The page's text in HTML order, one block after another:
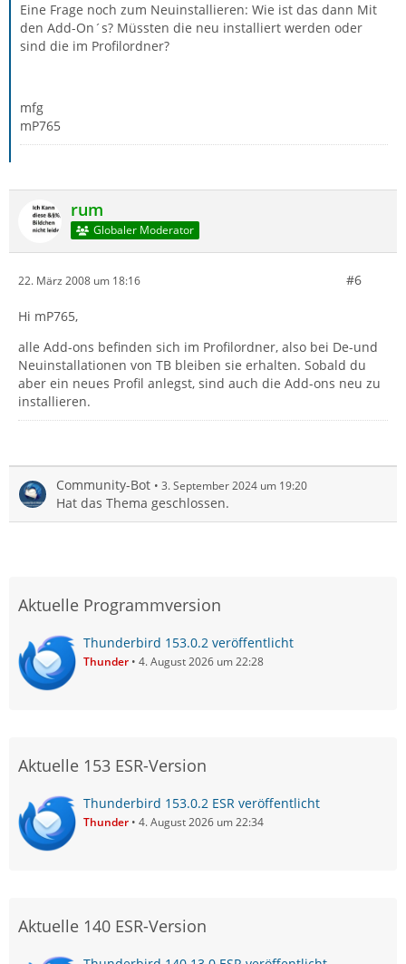
Eine Frage noch zum Neuinstallieren: Wie ist das dann Mit
den Add-On´s? Müssten die neu installiert werden oder
sind die im Profilordner?
mfg
mP765
rum
Globaler Moderator
22. März 2008 um 18:16 #6
Hi mP765,
alle Add-ons befinden sich im Profilordner, also bei De-und
Neuinstallationen von TB bleiben sie erhalten. Sobald du
aber ein neues Profil anlegst, sind auch die Add-ons neu zu
installieren.
Community-Bot 3. September 2024 um 19:20
Hat das Thema geschlossen.
Aktuelle Programmversion
Thunderbird 153.0.2 veröffentlicht
Thunder 4. August 2026 um 22:28
Aktuelle 153 ESR-Version
Thunderbird 153.0.2 ESR veröffentlicht
Thunder 4. August 2026 um 22:34
Aktuelle 140 ESR-Version